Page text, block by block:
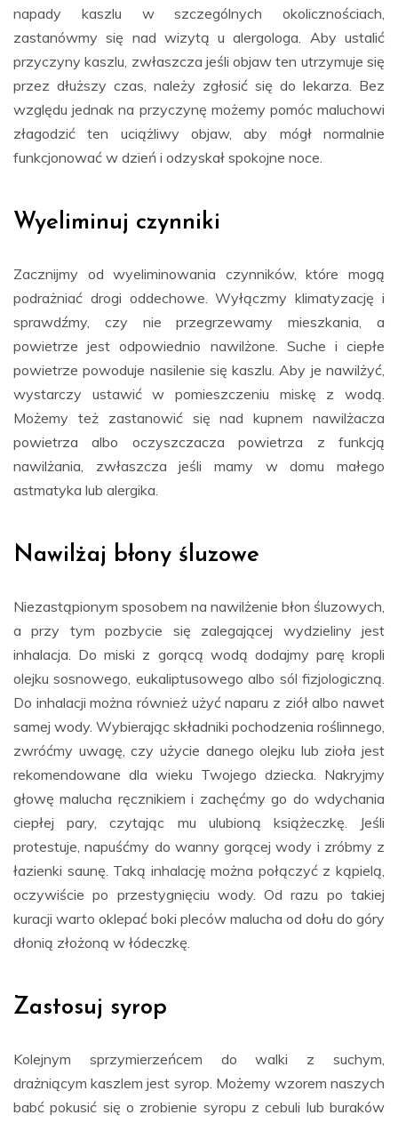
napady kaszlu w szczególnych okolicznościach,
zastanówmy się nad wizytą u alergologa. Aby ustalić
przyczyny kaszlu, zwłaszcza jeśli objaw ten utrzymuje się
przez dłuższy czas, należy zgłosić się do lekarza. Bez
względu jednak na przyczynę możemy pomóc maluchowi
złagodzić ten uciążliwy objaw, aby mógł normalnie
funkcjonować w dzień i odzyskał spokojne noce.
Wyeliminuj czynniki
Zacznijmy od wyeliminowania czynników, które mogą
podrażniać drogi oddechowe. Wyłączmy klimatyzację i
sprawdźmy, czy nie przegrzewamy mieszkania, a
powietrze jest odpowiednio nawilżone. Suche i ciepłe
powietrze powoduje nasilenie się kaszlu. Aby je nawilżyć,
wystarczy ustawić w pomieszczeniu miskę z wodą.
Możemy też zastanowić się nad kupnem nawilżacza
powietrza albo oczyszczacza powietrza z funkcją
nawilżania, zwłaszcza jeśli mamy w domu małego
astmatyka lub alergika.
Nawilżaj błony śluzowe
Niezastąpionym sposobem na nawilżenie błon śluzowych,
a przy tym pozbycie się zalegającej wydzieliny jest
inhalacja. Do miski z gorącą wodą dodajmy parę kropli
olejku sosnowego, eukaliptusowego albo sól fizjologiczną.
Do inhalacji można również użyć naparu z ziół albo nawet
samej wody. Wybierając składniki pochodzenia roślinnego,
zwróćmy uwagę, czy użycie danego olejku lub zioła jest
rekomendowane dla wieku Twojego dziecka. Nakryjmy
głowę malucha ręcznikiem i zachęćmy go do wdychania
ciepłej pary, czytając mu ulubioną książeczkę. Jeśli
protestuje, napuśćmy do wanny gorącej wody i zróbmy z
łazienki saunę. Taką inhalację można połączyć z kąpielą,
oczywiście po przestygnięciu wody. Od razu po takiej
kuracji warto oklepać boki pleców malucha od dołu do góry
dłonią złożoną w łódeczkę.
Zastosuj syrop
Kolejnym sprzymierzeńcem do walki z suchym,
drażniącym kaszlem jest syrop. Możemy wzorem naszych
babć pokusić się o zrobienie syropu z cebuli lub buraków